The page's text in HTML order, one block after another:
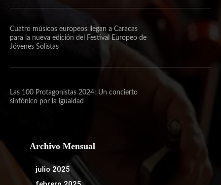
Cuatro músicos europeos llegan a Caracas
para la nueva edición del Festival Europeo de
Jóvenes Solistas
Las 100 Protagonistas 2024: Un concierto
sinfónico por la igualdad
Archivo Mensual
julio 2025